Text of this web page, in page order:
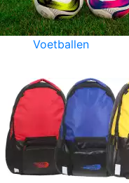
Voetballen